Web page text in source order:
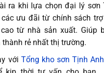
ra khi lựa chọn đại lý sơn
các ưu đãi từ chính sách
từ nhà sản xuất. Giúp
rẻ nhất thị trường.
với Tổng kho sơn Tịnh Anh